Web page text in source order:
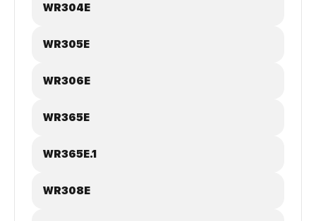
WR304E
WR305E
WR306E
WR365E
WR365E.1
WR308E